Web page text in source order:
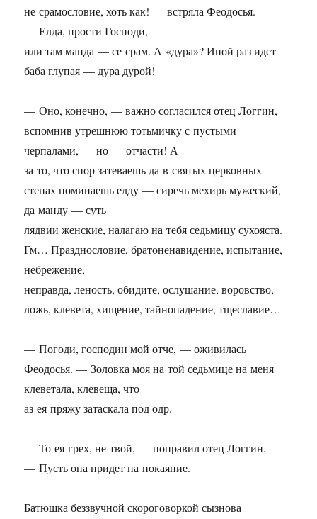
не срамословие, хоть как! — встряла Феодосья.
— Елда, прости Господи,
или там манда — се срам. А «дура»? Иной раз идет
баба глупая — дура дурой!
— Оно, конечно, — важно согласился отец Логгин,
вспомнив утрешнюю тотьмичку с пустыми
черпалами, — но — отчасти! А
за то, что спор затеваешь да в святых церковных
стенах поминаешь елду — сиречь мехирь мужеский,
да манду — суть
лядвии женские, налагаю на тебя седьмицу сухояста.
Гм… Празднословие, братоненавидение, испытание,
небрежение,
неправда, леность, обидите, ослушание, воровство,
ложь, клевета, хищение, тайнопадение, тщеславие…
— Погоди, господин мой отче, — оживилась
Феодосья. — Золовка моя на той седьмице на меня
клеветала, клевеща, что
аз ея пряжу затаскала под одр.
— То ея грех, не твой, — поправил отец Логгин.
— Пусть она придет на покаяние.
Батюшка беззвучной скороговоркой сызнова